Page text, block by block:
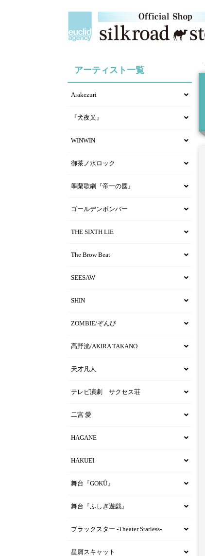
アーティスト一覧
Arakezuri
『犬夜叉』
WINWIN
御茶ノ水ロック
學蘭歌劇『帝一の國』
ゴールデンボンバー
THE SIXTH LIE
The Brow Beat
SEESAW
SHIN
ZOMBIE/ぞんび
高野洸/AKIRA TAKANO
天才凡人
テレビ演劇 サクセス荘
二宮 愛
HAGANE
HAKUEI
舞台『GOKÛ』
舞台『ふしぎ遊戯』
ブラックスター -Theater Starless-
星屑スキャット